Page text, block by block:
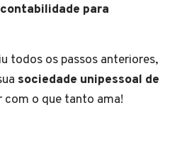
contabilidade para
todos os passos anteriores,
sociedade unipessoal de
com o que tanto ama!